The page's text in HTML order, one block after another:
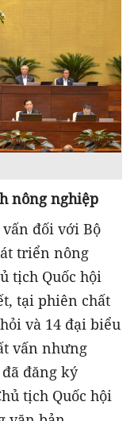
nông nghiệp
đối với Bộ
triển nông
tịch Quốc hội
tại phiên chất
và 14 đại biểu
vấn nhưng
đăng ký
tịch Quốc hội